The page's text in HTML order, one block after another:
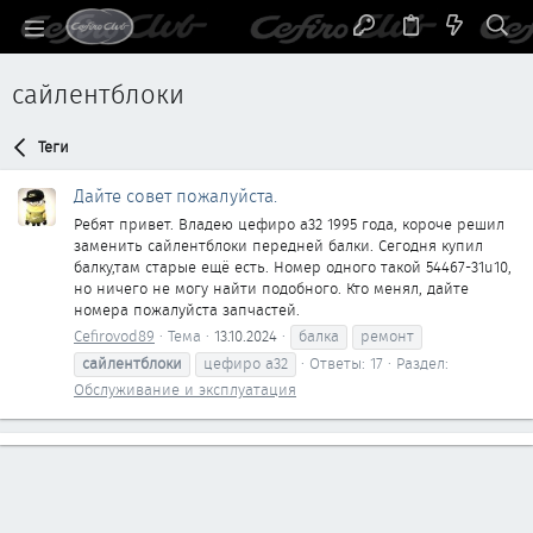
сайлентблоки
Теги
Дайте совет пожалуйста.
Ребят привет. Владею цефиро а32 1995 года, короче решил
заменить сайлентблоки передней балки. Сегодня купил
балку,там старые ещё есть. Номер одного такой 54467-31u10,
но ничего не могу найти подобного. Кто менял, дайте
номера пожалуйста запчастей.
Cefirovod89
Тема 13.10.2024 балка
ремонт
сайлентблоки
цефиро а32 Ответы: 17
Раздел:
Обслуживание и эксплуатация